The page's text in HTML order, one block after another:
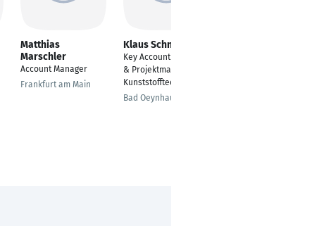
Matthias
Marschler
Account Manager
Frankfurt am Main
Klaus Schneider
Key Account Manager
& Projektmanager
Kunststofftechnik
Bad Oeynhausen